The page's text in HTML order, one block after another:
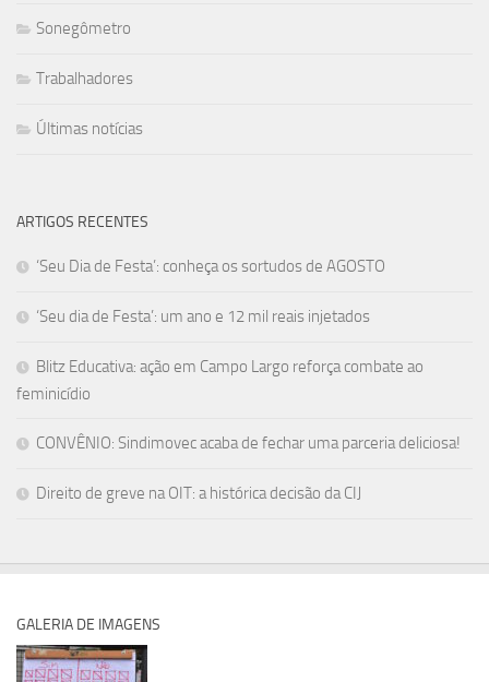
Sonegômetro
Trabalhadores
Últimas notícias
ARTIGOS RECENTES
‘Seu Dia de Festa’: conheça os sortudos de AGOSTO
‘Seu dia de Festa’: um ano e 12 mil reais injetados
Blitz Educativa: ação em Campo Largo reforça combate ao
feminicídio
CONVÊNIO: Sindimovec acaba de fechar uma parceria deliciosa!
Direito de greve na OIT: a histórica decisão da CIJ
GALERIA DE IMAGENS